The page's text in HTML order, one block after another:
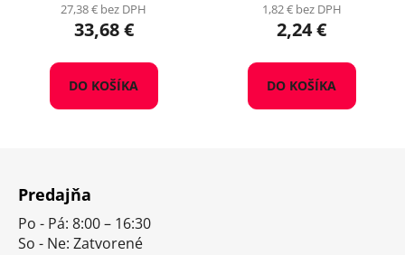
27,38 € bez DPH
33,68 €
DO KOŠÍKA
1,82 € bez DPH
2,24 €
DO KOŠÍKA
Predajňa
Po - Pá: 8:00 – 16:30
So - Ne: Zatvorené